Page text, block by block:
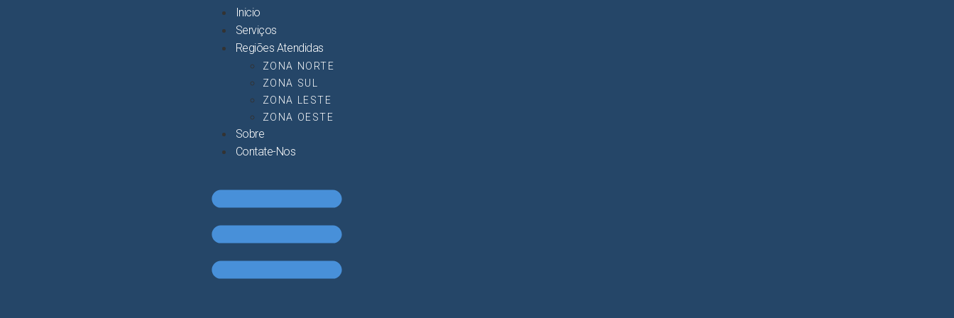
Inicio
Serviços
Regiões Atendidas
ZONA NORTE
ZONA SUL
ZONA LESTE
ZONA OESTE
Sobre
Contate-Nos